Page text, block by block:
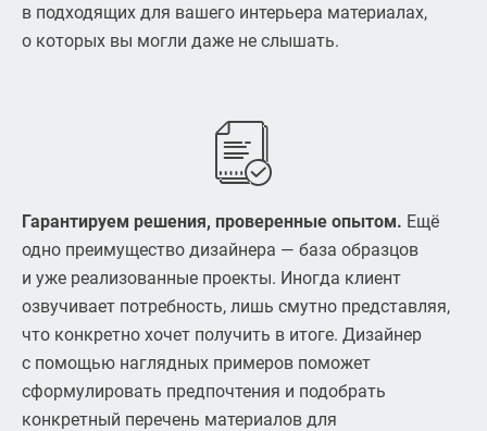
в подходящих для вашего интерьера материалах,
о которых вы могли даже не слышать.
Гарантируем решения, проверенные опытом. Ещё
одно преимущество дизайнера — база образцов
и уже реализованные проекты. Иногда клиент
озвучивает потребность, лишь смутно представляя,
что конкретно хочет получить в итоге. Дизайнер
с помощью наглядных примеров поможет
сформулировать предпочтения и подобрать
конкретный перечень материалов для